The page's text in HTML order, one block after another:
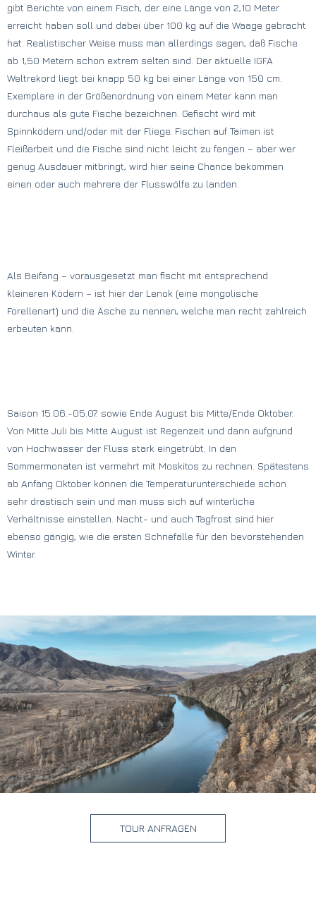
gibt Berichte von einem Fisch, der eine Länge von 2,10 Meter
erreicht haben soll und dabei über 100 kg auf die Waage gebracht
hat. Realistischer Weise muss man allerdings sagen, daß Fische
ab 1,50 Metern schon extrem selten sind. Der aktuelle IGFA
Weltrekord liegt bei knapp 50 kg bei einer Länge von 150 cm.
Exemplare in der Größenordnung von einem Meter kann man
durchaus als gute Fische bezeichnen. Gefischt wird mit
Spinnködern und/oder mit der Fliege. Fischen auf Taimen ist
Fleißarbeit und die Fische sind nicht leicht zu fangen – aber wer
genug Ausdauer mitbringt, wird hier seine Chance bekommen
einen oder auch mehrere der Flusswölfe zu landen.
Als Beifang – vorausgesetzt man fischt mit entsprechend
kleineren Ködern – ist hier der Lenok (eine mongolische
Forellenart) und die Äsche zu nennen, welche man recht zahlreich
erbeuten kann.
Saison 15.06.-05.07. sowie Ende August bis Mitte/Ende Oktober.
Von Mitte Juli bis Mitte August ist Regenzeit und dann aufgrund
von Hochwasser der Fluss stark eingetrübt. In den
Sommermonaten ist vermehrt mit Moskitos zu rechnen. Spätestens
ab Anfang Oktober können die Temperaturunterschiede schon
sehr drastisch sein und man muss sich auf winterliche
Verhältnisse einstellen. Nacht- und auch Tagfrost sind hier
ebenso gängig, wie die ersten Schnefälle für den bevorstehenden
Winter.
TOUR ANFRAGEN